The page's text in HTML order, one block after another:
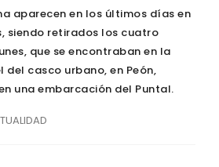
aparecen en los últimos días en
siendo retirados los cuatro
que se encontraban en la
casco urbano, en Peón,
una embarcación del Puntal.